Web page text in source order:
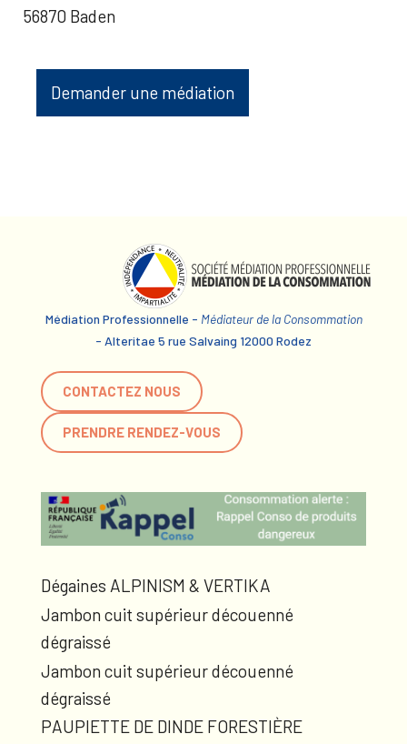
56870 Baden
Demander une médiation
Médiation Professionnelle - Médiateur de la Consommation
- Alteritae 5 rue Salvaing 12000 Rodez
CONTACTEZ NOUS
PRENDRE RENDEZ-VOUS
Dégaines ALPINISM & VERTIKA
Jambon cuit supérieur découenné
dégraissé
Jambon cuit supérieur découenné
dégraissé
PAUPIETTE DE DINDE FORESTIÈRE